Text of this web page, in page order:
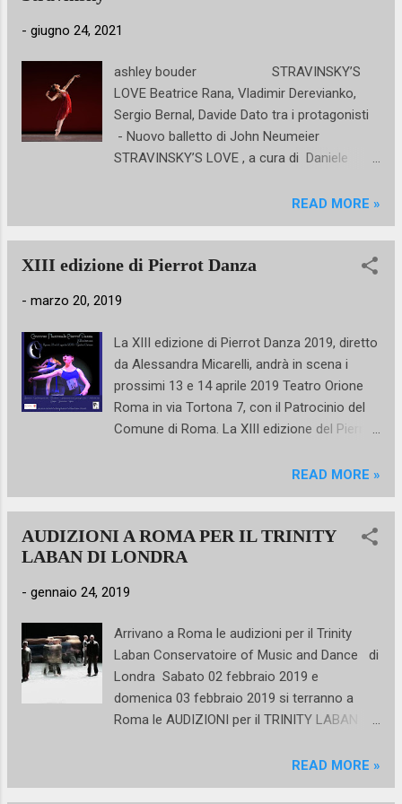
- giugno 24, 2021
ashley bouder STRAVINSKY’S
LOVE Beatrice Rana, Vladimir Derevianko,
Sergio Bernal, Davide Dato tra i protagonisti
- Nuovo balletto di John Neumeier
STRAVINSKY’S LOVE , a cura di Daniele
Gastón Fournier-Facio , è una produzione
realizzata con la FONDAZIONE CARLO
FELICE DI GENOVA per il Nervi Music Ballet
Festival 2021 con il patrocinio della
spettacolo di balletto e musica dal vivo,
musica, celebra il grande musicista russo
Igor Stravinsky (1882-1971) nel 50°
anniversario della sua morte ed è incentrato
sull’amore del grande compositore russo per
la danza. La serata comprenderà anche un
Bellussi -® Kiran West In prima assoluta l’ 8
luglio al Nervi Music ...
READ MORE »
XIII edizione di Pierrot Danza
- marzo 20, 2019
La XIII edizione di Pierrot Danza 2019, diretto
da Alessandra Micarelli, andrà in scena i
prossimi 13 e 14 aprile 2019 Teatro Orione
Roma in via Tortona 7, con il Patrocinio del
Comune di Roma. La XIII edizione del Pierrot
alla Crescita Culturale del Comune di Roma
Mikelart, Danza&Co, La Dance Emotions,
LikeG. e con la presenza del fotografo di
danza Pierluigi Abbondanza. La novità di
Sezione Videodanza, aperta ad autori,
che dovranno proporre video originali che
sperimentazione, la ricerca e l'utilizzo di
e del video possono essere considerati
READ MORE »
AUDIZIONI A ROMA PER IL TRINITY
LABAN DI LONDRA
- gennaio 24, 2019
Arrivano a Roma le audizioni per il Trinity
Laban Conservatoire of Music and Dance di
Londra Sabato 02 febbraio 2019 e
domenica 03 febbraio 2019 si terranno a
Roma le AUDIZIONI per il TRINITY LABAN
Fracassini, 60). L’audizione è rivolta ai
candidati interessati a prendere parte al
READ MORE »